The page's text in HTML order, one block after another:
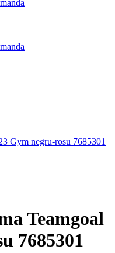
Gym negru-rosu 7685301
Teamgoal
7685301